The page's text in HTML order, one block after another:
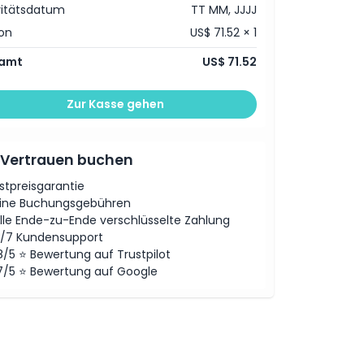
TT MM, JJJJ
US$ 71.52 × 1
US$ 71.52
Zur Kasse gehen
buchen
Buchungsgebühren
Ende-zu-Ende verschlüsselte Zahlung
7 Kundensupport
5 ⭐ Bewertung auf Trustpilot
5 ⭐ Bewertung auf Google